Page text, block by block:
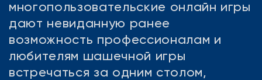
многопользовательские онлайн игры
дают невиданную ранее
возможность профессионалам и
любителям шашечной игры
встречаться за одним столом,